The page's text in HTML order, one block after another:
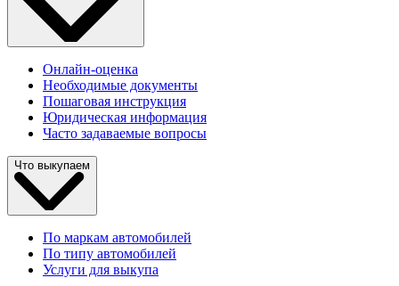
Онлайн-оценка
Необходимые документы
Пошаговая инструкция
Юридическая информация
Часто задаваемые вопросы
Что выкупаем
По маркам автомобилей
По типу автомобилей
Услуги для выкупа